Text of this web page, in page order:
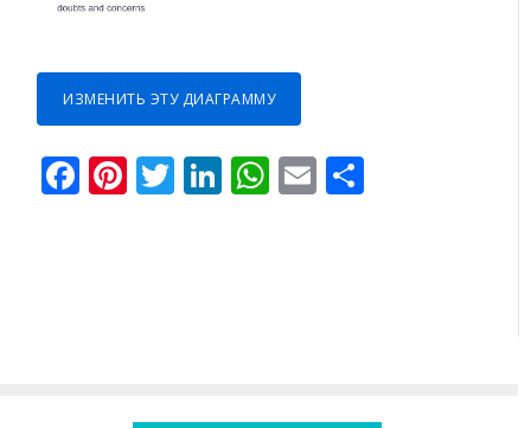
ИЗМЕНИТЬ ЭТУ ДИАГРАММУ
Facebook
Pinterest
Twitter
LinkedIn
WhatsApp
Email